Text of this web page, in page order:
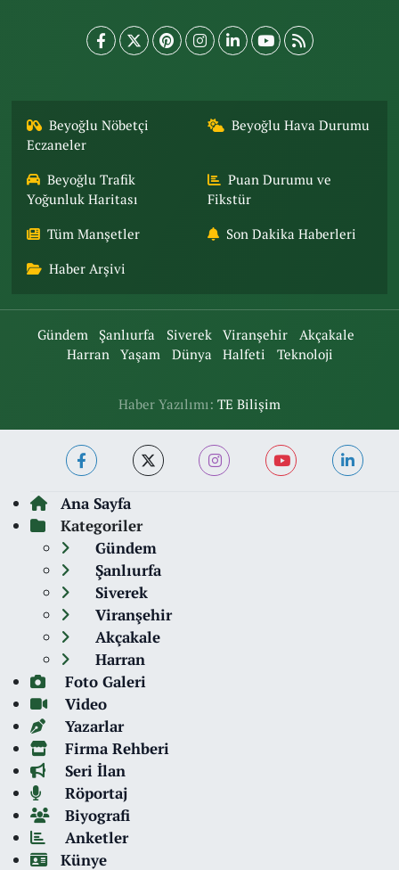
Beyoğlu Nöbetçi
Eczaneler
Beyoğlu Hava Durumu
Beyoğlu Trafik
Yoğunluk Haritası
Puan Durumu ve
Fikstür
Tüm Manşetler Son Dakika Haberleri
Haber Arşivi
Gündem Şanlıurfa Siverek Viranşehir
Akçakale
Harran
Yaşam Dünya Halfeti Teknoloji
Haber Yazılımı: TE Bilişim
Ana Sayfa
Kategoriler
Gündem
Şanlıurfa
Siverek
Viranşehir
Akçakale
Harran
Foto Galeri
Video
Yazarlar
Firma Rehberi
Seri İlan
Röportaj
Biyografi
Anketler
Künye